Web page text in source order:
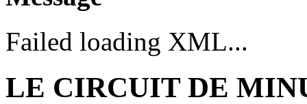
Failed loading XML...
LE CIRCUIT DE